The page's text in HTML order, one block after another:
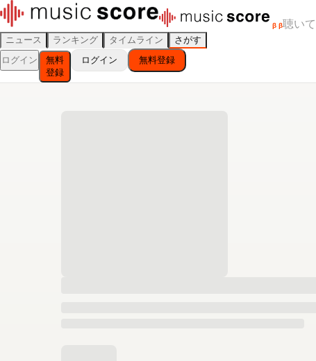
β β聴い
ニュース ランキング タイムライン
さがす
ログイン
無料
登録
ログイン 無料登録